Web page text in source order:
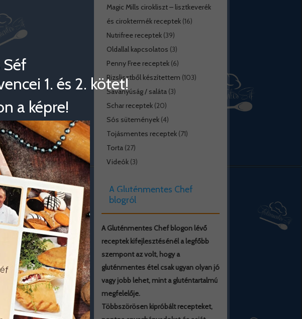
Magic Mills cirokliszt – lisztkeverék
és ciroktermék receptek(16)
Nutrifree receptek(39)
Oldallal kapcsolatos (3)
Penny Free receptek(6)
Rizslisztből készítettem (103)
Savanyúság / saláta(3)
Schar receptek(20)
Sós sütemények(4)
Tojásmentes receptek(71)
Torta(27)
Videók(3)
A Gluténmentes Chef
blogról
A Gluténmentes Chef blogon lévő
receptek kifejlesztésénél a legfőbb
szempont az volt, hogy a
gluténmentes étel csak ugyan olyan jó
vagy jobb lehet, mint a gluténtartalmú
megfelelője.
Többszörösen kipróbált recepteket,
1. és 2. kötet!
a képre!